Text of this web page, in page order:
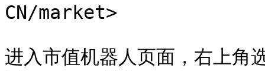
CN/market>
进入市值机器人页面，右上